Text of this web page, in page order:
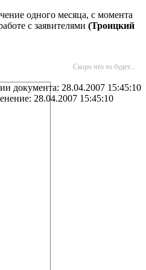
одного месяца, с момента
с заявителями (Троицкий
Скоро что то будет...
документа: 28.04.2007 15:45:10
28.04.2007 15:45:10